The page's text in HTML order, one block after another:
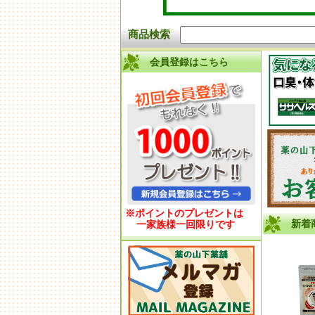
商品検索
会員登録はこちら
※ポイントのプレゼントは
一家族様一回限りです
新着